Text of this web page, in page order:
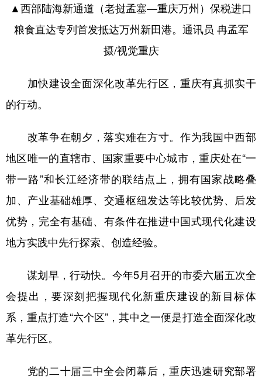
▲西部陆海新通道（老挝孟塞—重庆万州）保税进口
粮食直达专列首发抵达万州新田港。通讯员 冉孟军
摄/视觉重庆
加快建设全面深化改革先行区，重庆有真抓实干
的行动。
改革争在朝夕，落实难在方寸。作为我国中西部
地区唯一的直辖市、国家重要中心城市，重庆处在“一
带一路”和长江经济带的联结点上，拥有国家战略叠
加、产业基础雄厚、交通枢纽发达等比较优势、后发
优势，完全有基础、有条件在推进中国式现代化建设
地方实践中先行探索、创造经验。
谋划早，行动快。今年5月召开的市委六届五次全
会提出，要深刻把握现代化新重庆建设的新目标体
系，重点打造“六个区”，其中之一便是打造全面深化改
革先行区。
党的二十届三中全会闭幕后，重庆迅速研究部署